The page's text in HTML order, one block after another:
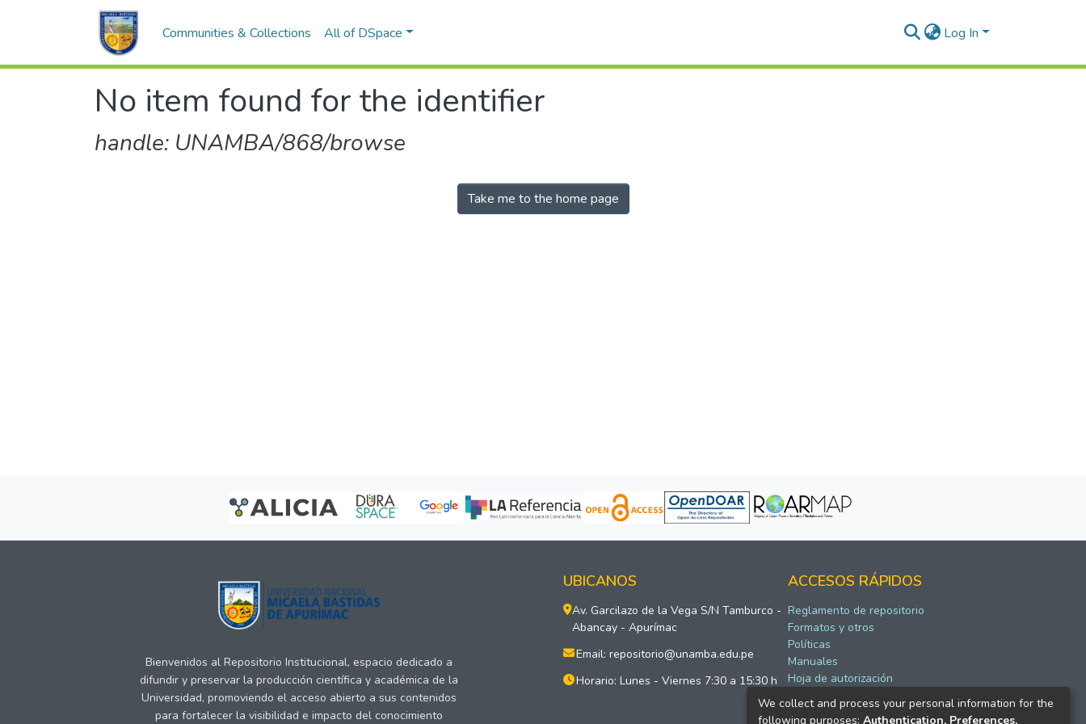
Communities & Collections All of DSpace Log In
No item found for the identifier
handle: UNAMBA/868/browse
Take me to the home page
Bienvenidos al Repositorio Institucional, espacio dedicado a
difundir y preservar la producción científica y académica de la
Universidad, promoviendo el acceso abierto a sus contenidos
para fortalecer la visibilidad e impacto del conocimiento
UBICANOS
Av. Garcilazo de la Vega S/N Tamburco -
Abancay - Apurímac
Email: repositorio@unamba.edu.pe
Horario: Lunes - Viernes 7:30 a 15:30 h
ACCESOS RÁPIDOS
Reglamento de repositorio
Formatos y otros
Políticas
Manuales
Hoja de autorización
We collect and process your personal information for the
following purposes: Authentication, Preferences,